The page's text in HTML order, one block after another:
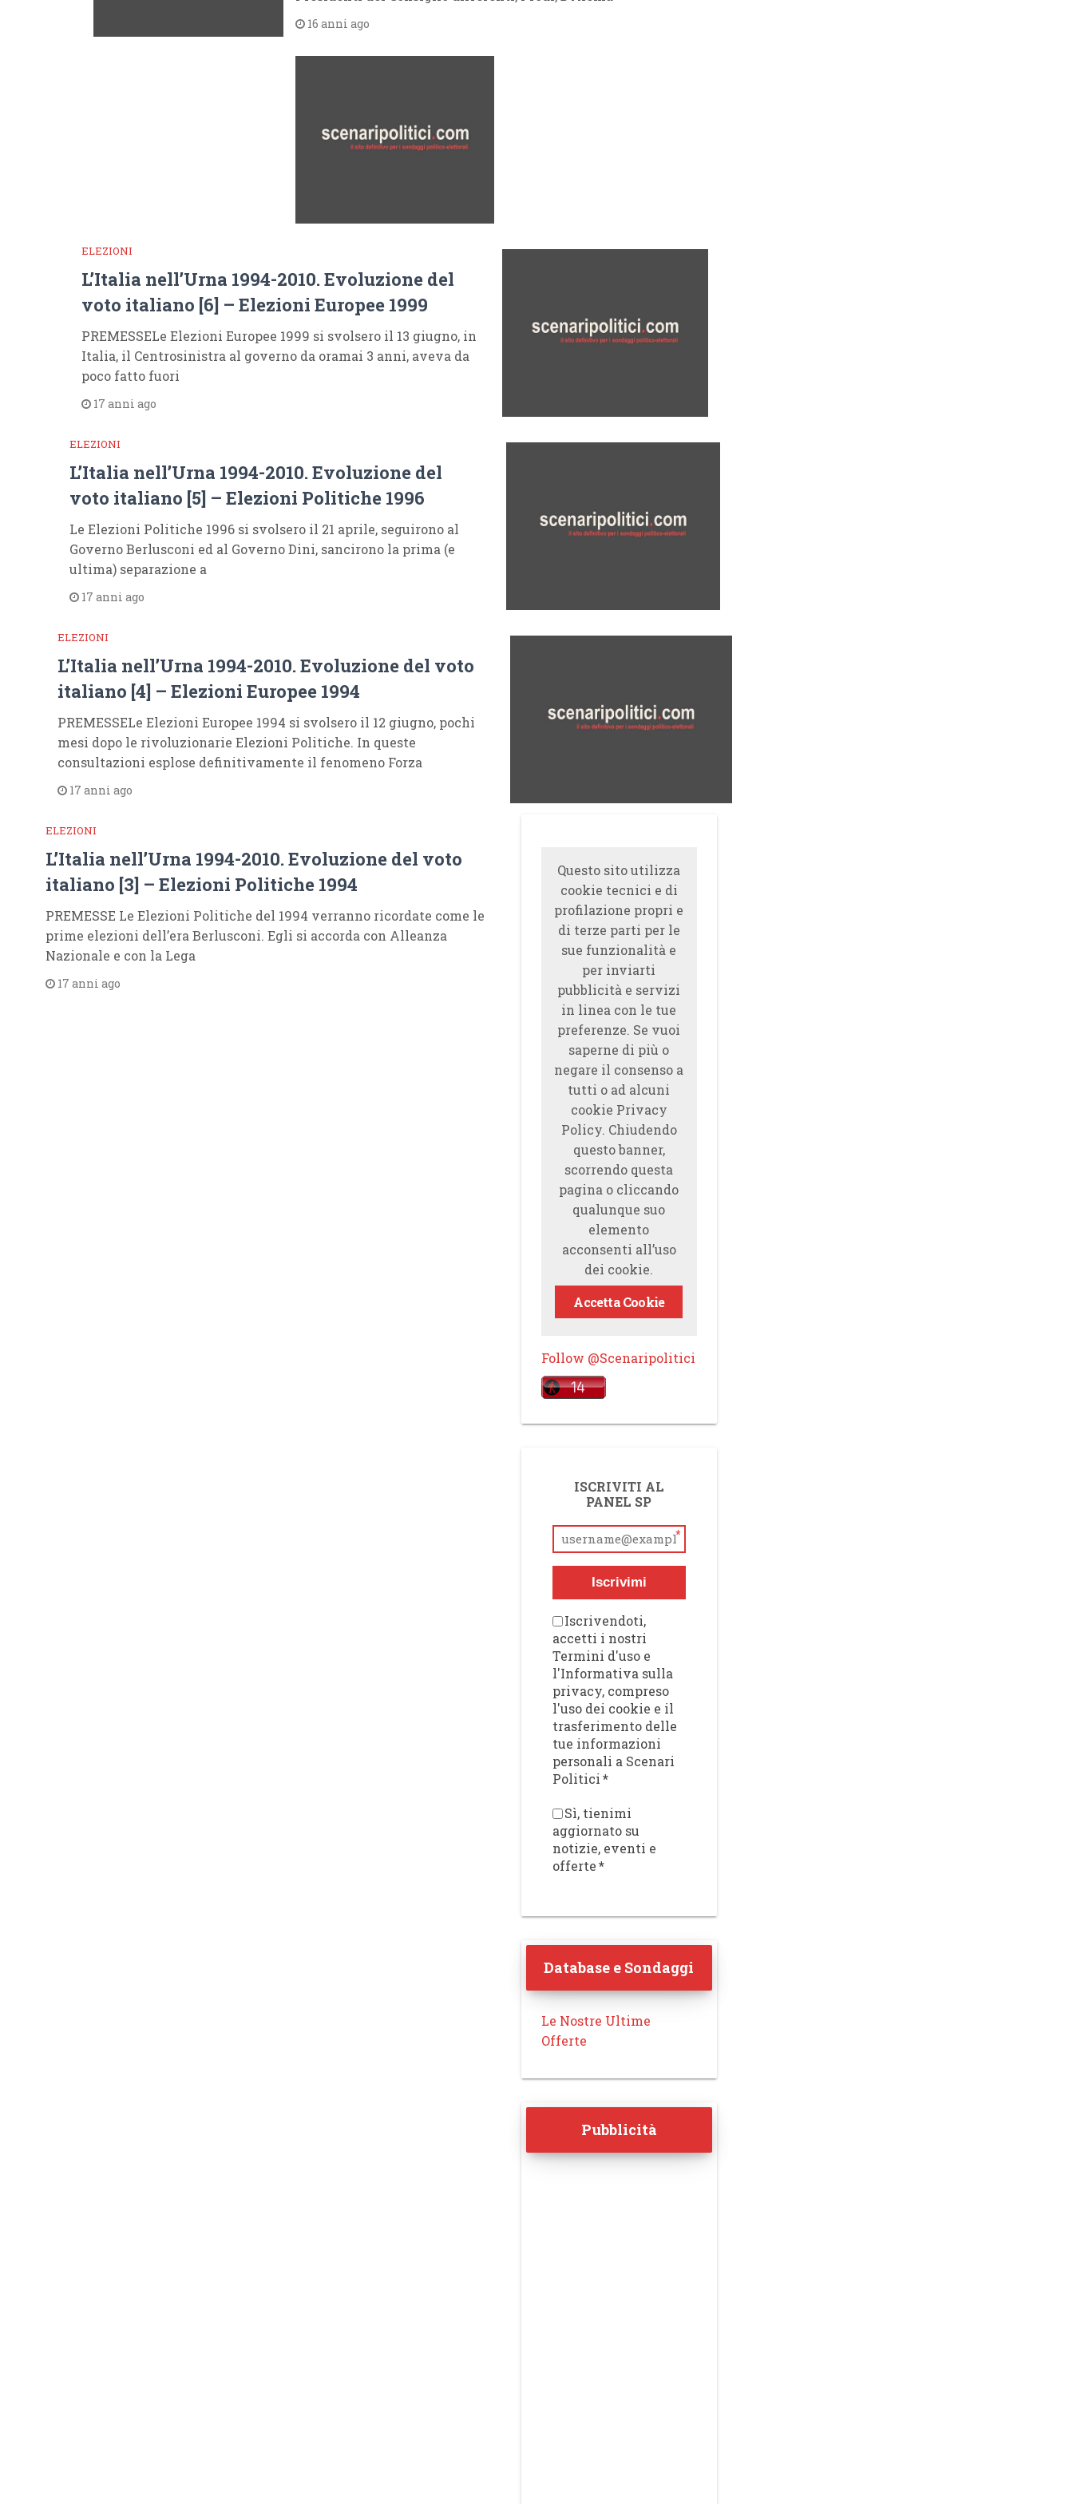
16 anni ago
ELEZIONI
L’Italia nell’Urna 1994-2010. Evoluzione del
voto italiano [6] – Elezioni Europee 1999
PREMESSELe Elezioni Europee 1999 si svolsero il 13 giugno, in
Italia, il Centrosinistra al governo da oramai 3 anni, aveva da
poco fatto fuori
17 anni ago
ELEZIONI
L’Italia nell’Urna 1994-2010. Evoluzione del
voto italiano [5] – Elezioni Politiche 1996
Le Elezioni Politiche 1996 si svolsero il 21 aprile, seguirono al
Governo Berlusconi ed al Governo Dini, sancirono la prima (e
ultima) separazione a
17 anni ago
ELEZIONI
L’Italia nell’Urna 1994-2010. Evoluzione del voto
italiano [4] – Elezioni Europee 1994
PREMESSELe Elezioni Europee 1994 si svolsero il 12 giugno, pochi
mesi dopo le rivoluzionarie Elezioni Politiche. In queste
consultazioni esplose definitivamente il fenomeno Forza
17 anni ago
ELEZIONI
L’Italia nell’Urna 1994-2010. Evoluzione del voto
italiano [3] – Elezioni Politiche 1994
PREMESSE Le Elezioni Politiche del 1994 verranno ricordate come le
prime elezioni dell’era Berlusconi. Egli si accorda con Alleanza
Nazionale e con la Lega
17 anni ago
Questo sito utilizza
cookie tecnici e di
profilazione propri e
di terze parti per le
sue funzionalità e
per inviarti
pubblicità e servizi
in linea con le tue
preferenze. Se vuoi
saperne di più o
negare il consenso a
tutti o ad alcuni
cookie Privacy
Policy. Chiudendo
questo banner,
scorrendo questa
pagina o cliccando
qualunque suo
elemento
acconsenti all’uso
dei cookie.
Accetta Cookie
Follow @Scenaripolitici
ISCRIVITI AL
PANEL SP
*
Iscrivimi
Iscrivendoti,
accetti i nostri
Termini d'uso e
l'Informativa sulla
privacy, compreso
l'uso dei cookie e il
trasferimento delle
tue informazioni
personali a Scenari
Politici*
Sì, tienimi
aggiornato su
notizie, eventi e
offerte*
Database e Sondaggi
Le Nostre Ultime
Offerte
Pubblicità